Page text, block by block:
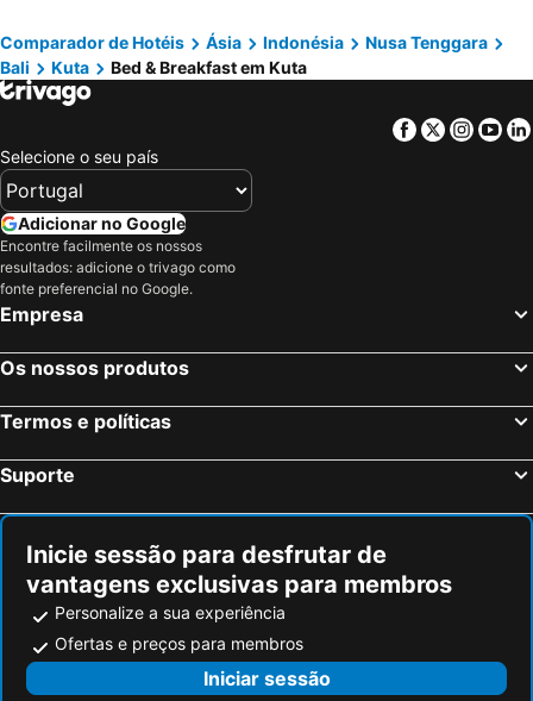
Mushroom Bay, bed and breakfasts
Nusa Dua, bed and breakfasts
Bangli, bed and breakfasts
Tabanan, bed and breakfasts
Tanjung Benoa, bed and breakfasts
Baturiti, bed and breakfasts
Semarapura, bed and breakfasts
Mengwi, bed and breakfasts
Comparador de Hotéis Ásia Indonésia
Nusa Tenggara
Bali
Kuta Bed & Breakfast em Kuta
Facebook
Twitter
Selecione o seu país
Adicionar no Google
Encontre facilmente os nossos
resultados: adicione o trivago como
fonte preferencial no Google.
Empresa
Os nossos produtos
Termos e políticas
Suporte
Inicie sessão para desfrutar de
vantagens exclusivas para membros
Personalize a sua experiência
Ofertas e preços para membros
Iniciar sessão